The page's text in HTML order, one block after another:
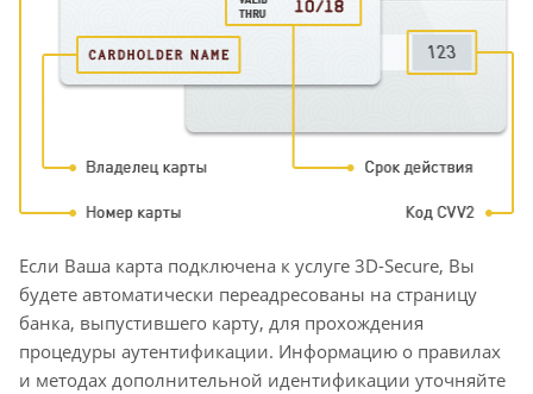
Если Ваша карта подключена к услуге 3D-Secure, Вы
будете автоматически переадресованы на страницу
банка, выпустившего карту, для прохождения
процедуры аутентификации. Информацию о правилах
и методах дополнительной идентификации уточняйте